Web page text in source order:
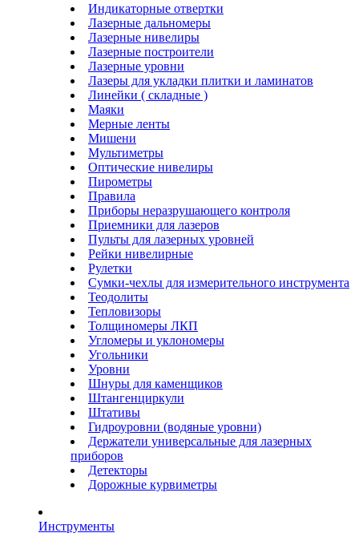
Индикаторные отвертки
Лазерные дальномеры
Лазерные нивелиры
Лазерные построители
Лазерные уровни
Лазеры для укладки плитки и ламинатов
Линейки ( складные )
Маяки
Мерные ленты
Мишени
Мультиметры
Оптические нивелиры
Пирометры
Правила
Приборы неразрушающего контроля
Приемники для лазеров
Пульты для лазерных уровней
Рейки нивелирные
Рулетки
Сумки-чехлы для измерительного инструмента
Теодолиты
Тепловизоры
Толщиномеры ЛКП
Угломеры и уклономеры
Угольники
Уровни
Шнуры для каменщиков
Штангенциркули
Штативы
Гидроуровни (водяные уровни)
Держатели универсальные для лазерных
приборов
Детекторы
Дорожные курвиметры
Инструменты